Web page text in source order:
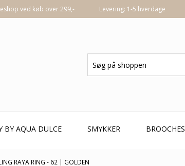
ved køb over 299,- Levering: 1-5 hverdage
BY AQUA DULCE SMYKKER BROOCHES
RAYA RING - 62 | GOLDEN